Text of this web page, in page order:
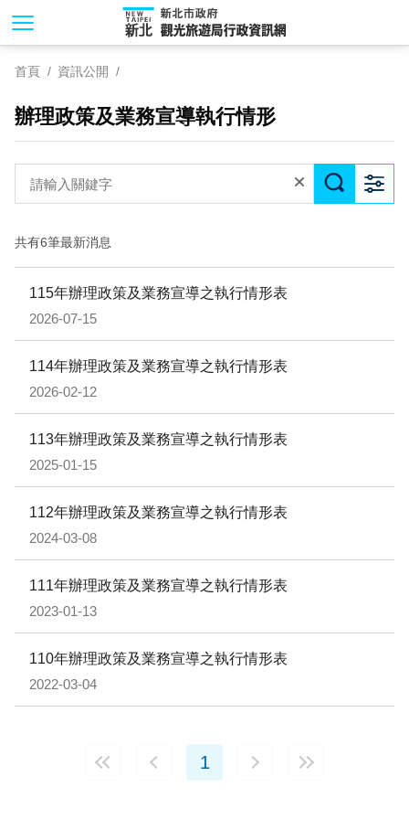
到
首頁 資訊公開
辦理政策及業務宣導執行情形
共有6筆最新消息
115年辦理政策及業務宣導之執行情形表
2026-07-15
114年辦理政策及業務宣導之執行情形表
2026-02-12
113年辦理政策及業務宣導之執行情形表
2025-01-15
112年辦理政策及業務宣導之執行情形表
2024-03-08
111年辦理政策及業務宣導之執行情形表
2023-01-13
110年辦理政策及業務宣導之執行情形表
2022-03-04
1